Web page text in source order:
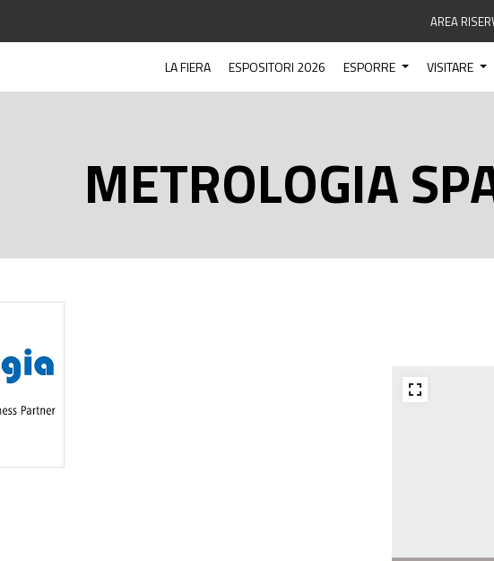
AREA
LA FIERA ESPOSITORI 2026 ESPORRE VISITARE
METROLOGIA